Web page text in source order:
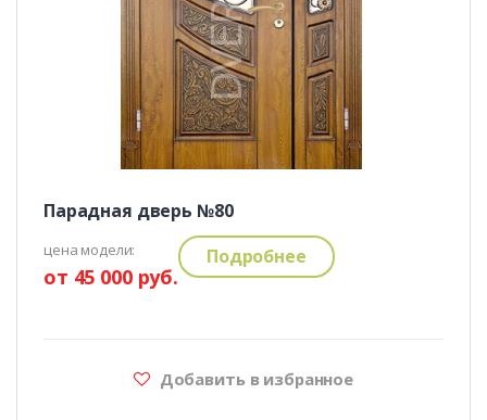
Парадная дверь №80
цена модели:
от 45 000 руб.
Подробнее
Добавить в избранное